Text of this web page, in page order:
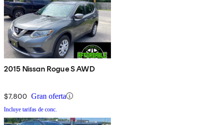
2015 Nissan Rogue S AWD
$7,800 Gran oferta
Incluye tarifas de conc.